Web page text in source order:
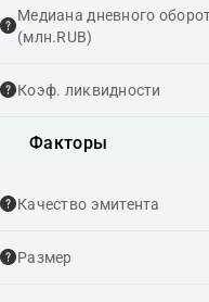
Медиана дневного
(млн.RUB)
Коэф. ликвидности
Факторы
Качество эмитента
Размер